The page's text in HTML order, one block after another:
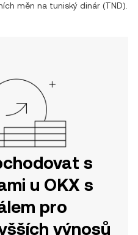
měn na tuniský dinár (TND).
s
u OKX s
pro
výnosů